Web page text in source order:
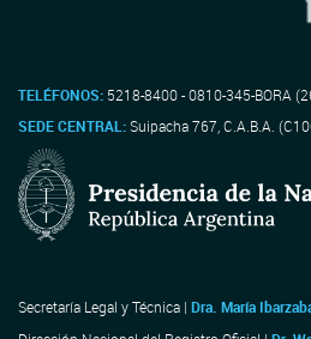
TELÉFONOS: 5218-8400 - 0810-345-BORA
SEDE CENTRAL:Suipacha 767, C.A.B.A.
Secretaría Legal y Técnica | Dra. María